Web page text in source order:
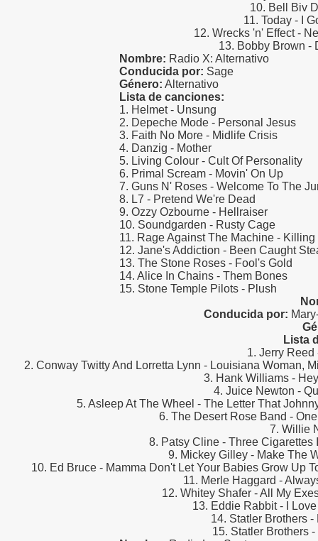
10. Bell Biv
11. Today - I
12. Wrecks 'n' Effect -
13. Bobby Brown -
Nombre: Radio X: Alternativo
Conducida por: Sage
Género: Alternativo
Lista de canciones:
1. Helmet - Unsung
2. Depeche Mode - Personal Jesus
3. Faith No More - Midlife Crisis
4. Danzig - Mother
5. Living Colour - Cult Of Personality
6. Primal Scream - Movin' On Up
7. Guns N' Roses - Welcome To The
8. L7 - Pretend We're Dead
9. Ozzy Ozbourne - Hellraiser
10. Soundgarden - Rusty Cage
11. Rage Against The Machine -
12. Jane's Addiction - Been Caught
13. The Stone Roses - Fool's Gold
14. Alice In Chains - Them Bones
15. Stone Temple Pilots - Plush
Conducida por:
Lista
1. Jerry Reed
2. Conway Twitty And Lorretta Lynn - Louisiana Woman,
3. Hank Williams -
4. Juice Newton -
5. Asleep At The Wheel - The Letter That
6. The Desert Rose Band -
7. Willie
8. Patsy Cline - Three Cigarettes
9. Mickey Gilley - Make The
10. Ed Bruce - Mamma Don't Let Your Babies Grow Up
11. Merle Haggard -
12. Whitey Shafer - All My
13. Eddie Rabbit - I
14. Statler Brothers
15. Statler Brothers